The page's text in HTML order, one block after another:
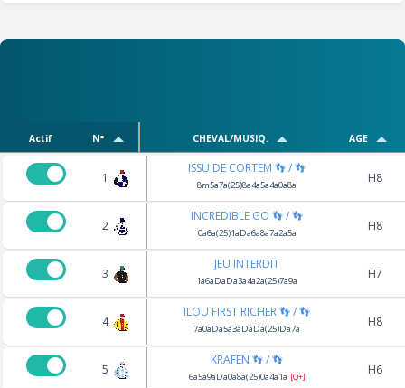
Actif N° CHEVAL/MUSIQ. AGE
1
ISSU DE CORTEM 👣 / 👣
8m5a7a(25)8a4a5a4a0a8a H8
2
INCREDIBLE GO 👣 / 👣
0a6a(25)1aDa6a8a7a2a5a H8
3
JEU INTERDIT
1a6aDaDa3a4a2a(25)7a9a H7
4
ILOU FIRST RICHER 👣 / 👣
7a0aDa5a3aDaDa(25)Da7a H8
5
KRAFEN 👣 / 👣
6a5a9aDa0a8a(25)0a4a1a [Q+] H6